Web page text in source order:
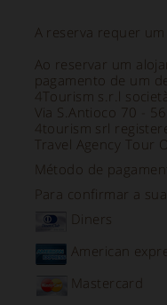
A reserva requer
Ao reservar um
pagamento de um
4Tourism s.r.l
Via S.Antioco 70 -
4tourism srl
Travel Agency Tour
Método de
Para confirmar a
Diners
American
Mastercard